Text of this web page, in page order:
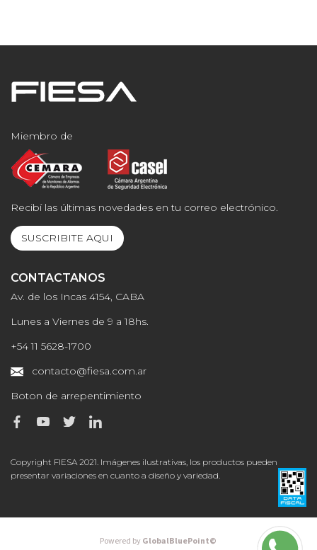
Miembro de
Recibí las últimas novedades en tu correo electrónico.
SUSCRIBITE AQUI
CONTACTANOS
Av. de los Incas 4154, CABA
Lunes a Viernes de 9 a 18hs.
+54 11 5628-1700
contacto@fiesa.com.ar
Boton de arrepentimiento
Copyright FIESA 2021. Imágenes ilustrativas, los productos pueden
presentar variaciones en cuanto a diseño y variedad.
Powered byGlobalBluePoint©